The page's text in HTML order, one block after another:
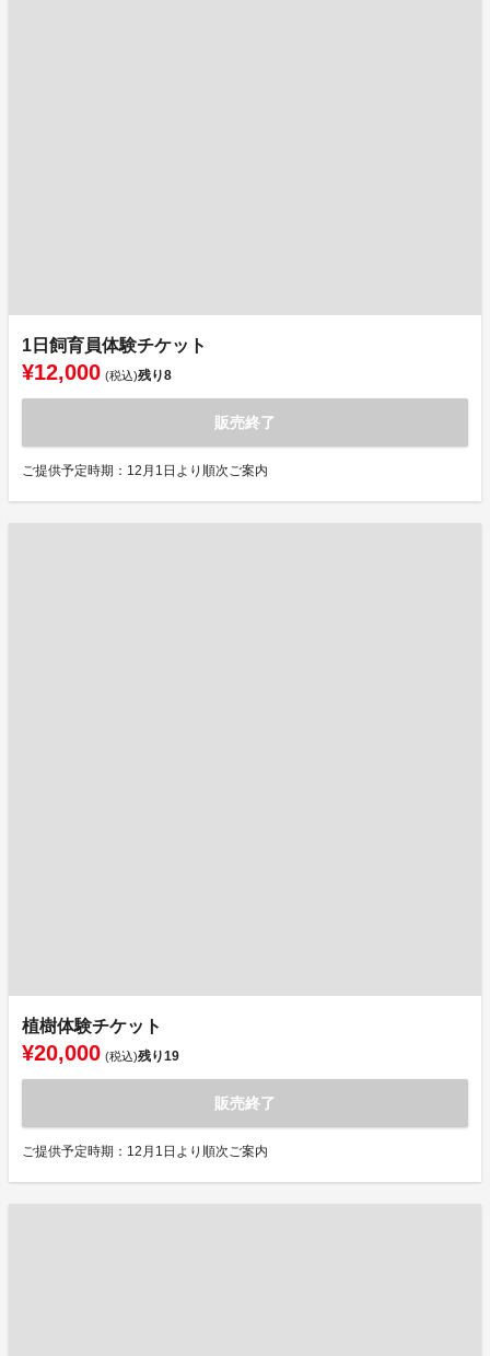
1日飼育員体験チケット
¥12,000 (税込)残り8
販売終了
ご提供予定時期：12月1日より順次ご案内
植樹体験チケット
¥20,000 (税込)残り19
販売終了
ご提供予定時期：12月1日より順次ご案内